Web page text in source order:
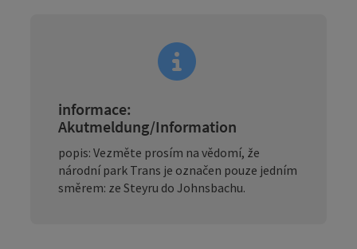
informace:
Akutmeldung/Information
popis: Vezměte prosím na vědomí, že
národní park Trans je označen pouze jedním
směrem: ze Steyru do Johnsbachu.